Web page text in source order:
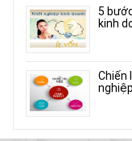
5
kinh
Chiến
nghiệp